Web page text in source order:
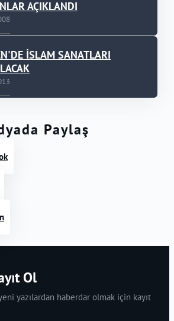
AÇIKLANDI
İSLAM SANATLARI
Paylaş
Ol
yazılardan haberdar olmak için kayıt